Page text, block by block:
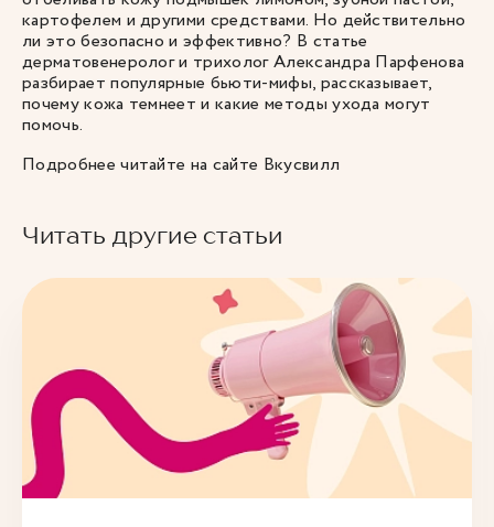
картофелем и другими средствами. Но действительно
ли это безопасно и эффективно? В статье
дерматовенеролог и трихолог Александра Парфенова
разбирает популярные бьюти-мифы, рассказывает,
почему кожа темнеет и какие методы ухода могут
помочь.
Подробнее читайте на сайте Вкусвилл
Читать другие статьи